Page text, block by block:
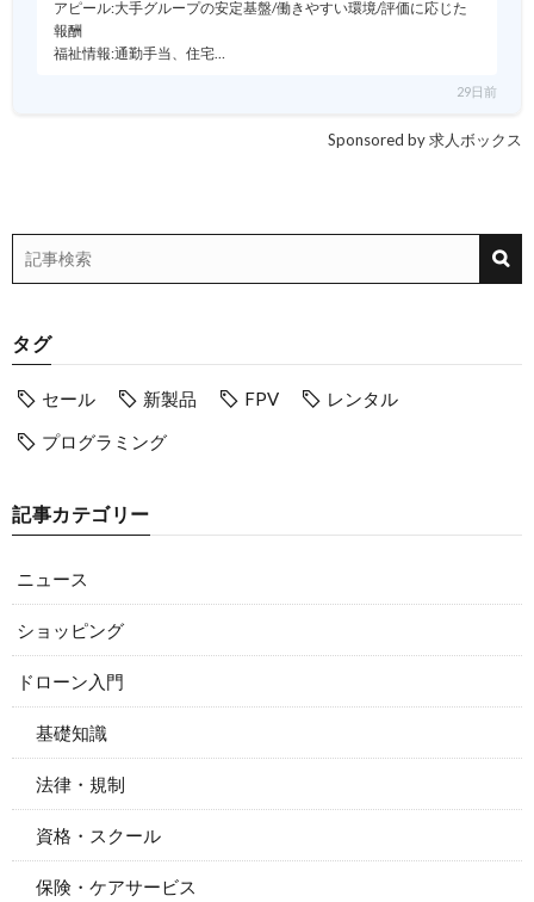
アピール:大手グループの安定基盤/働きやすい環境/評価に応じた
報酬
福祉情報:通勤手当、住宅…
29日前
Sponsored by 求人ボックス
タグ
セール 新製品 FPV
レンタル
プログラミング
記事カテゴリー
ニュース
ショッピング
ドローン入門
基礎知識
法律・規制
資格・スクール
保険・ケアサービス